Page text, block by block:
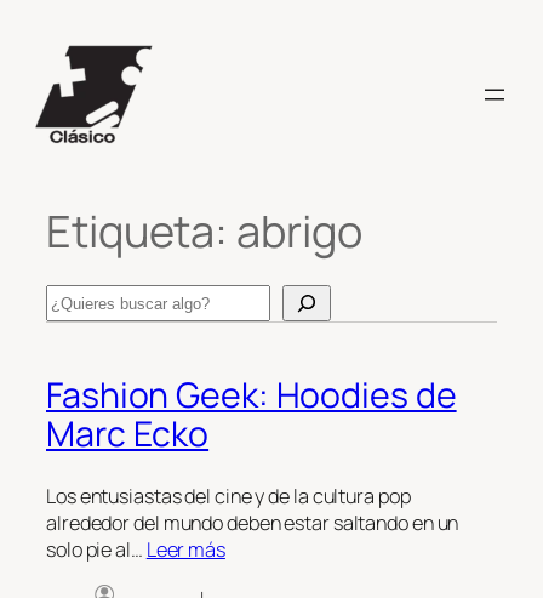
contenido
Etiqueta: abrigo
Search
Fashion Geek: Hoodies de
Marc Ecko
Los entusiastas del cine y de la cultura pop
alrededor del mundo deben estar saltando en un
solo pie al… Leer más